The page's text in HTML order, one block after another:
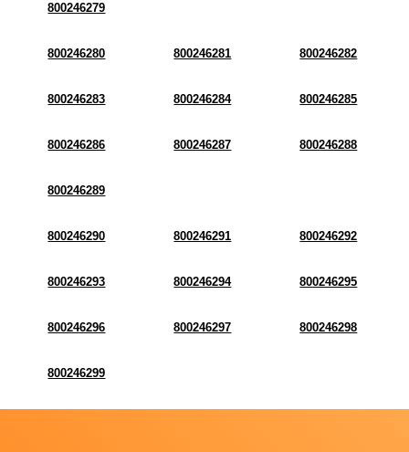
800246279
800246280 800246281 800246282
800246283 800246284 800246285
800246286 800246287 800246288
800246289
800246290 800246291 800246292
800246293 800246294 800246295
800246296 800246297 800246298
800246299